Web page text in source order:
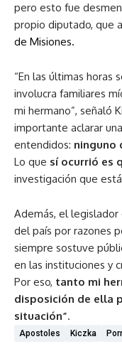
pero esto fue
propio diputado, que
de Misiones.
“En las últimas horas
involucra familiares
mi hermano”, señaló
importante aclarar
entendidos: ninguno
Lo que sí ocurrió es
investigación que
Además, el
del país por razones
siempre sostuve
en las instituciones y
Por eso, tanto mi
disposición de ella
situación”.
Apostoles Kiczka